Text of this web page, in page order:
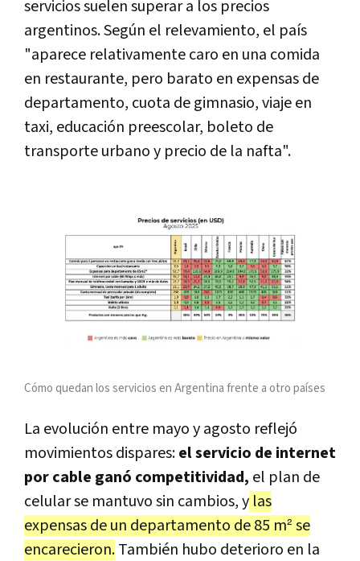
servicios suelen superar a los precios
argentinos. Según el relevamiento, el país
"aparece relativamente caro en una comida
en restaurante, pero barato en expensas de
departamento, cuota de gimnasio, viaje en
taxi, educación preescolar, boleto de
transporte urbano y precio de la nafta".
Cómo quedan los servicios en Argentina frente a otro países
La evolución entre mayo y agosto reflejó
movimientos dispares:el servicio de internet
por cable ganó competitividad, el plan de
celular se mantuvo sin cambios, y las
expensas de un departamento de 85 m² se
encarecieron.También hubo deterioro en la